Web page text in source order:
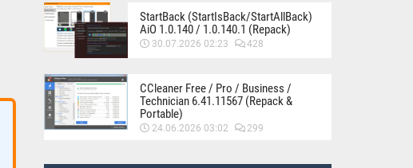
StartBack (StartIsBack/StartAllBack)
AiO 1.0.140 / 1.0.140.1 (Repack)
30.07.2026 02:23 428
CCleaner Free / Pro / Business /
Technician 6.41.11567 (Repack &
Portable)
24.06.2026 03:02 299